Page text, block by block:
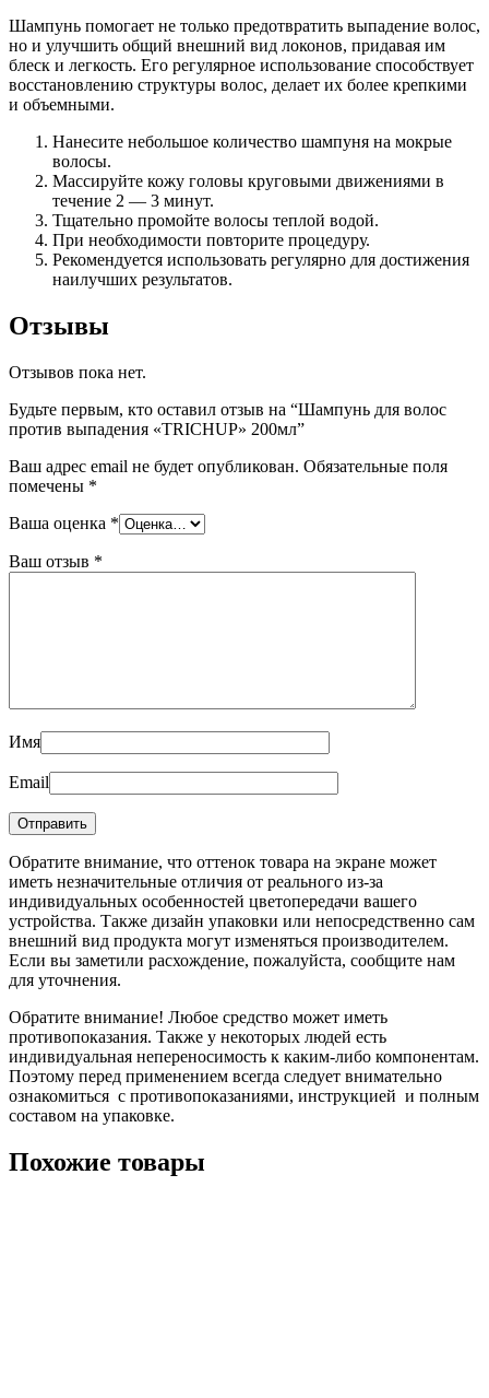
Шампунь помогает не только предотвратить выпадение волос,
но и улучшить общий внешний вид локонов, придавая им
блеск и легкость. Его регулярное использование способствует
восстановлению структуры волос, делает их более крепкими
и объемными.
Нанесите небольшое количество шампуня на мокрые
волосы.
Массируйте кожу головы круговыми движениями в
течение 2 — 3 минут.
Тщательно промойте волосы теплой водой.
При необходимости повторите процедуру.
Рекомендуется использовать регулярно для достижения
наилучших результатов.
Отзывы
Отзывов пока нет.
Будьте первым, кто оставил отзыв на “Шампунь для волос
против выпадения «TRICHUP» 200мл”
Ваш адрес email не будет опубликован. Обязательные поля
помечены *
Ваша оценка *
Ваш отзыв *
Имя
Email
Обратите внимание, что оттенок товара на экране может
иметь незначительные отличия от реального из-за
индивидуальных особенностей цветопередачи вашего
устройства. Также дизайн упаковки или непосредственно сам
внешний вид продукта могут изменяться производителем.
Если вы заметили расхождение, пожалуйста, сообщите нам
для уточнения.
Обратите внимание! Любое средство может иметь
противопоказания. Также у некоторых людей есть
индивидуальная непереносимость к каким-либо компонентам.
Поэтому перед применением всегда следует внимательно
ознакомиться с противопоказаниями, инструкцией и полным
составом на упаковке.
Похожие товары